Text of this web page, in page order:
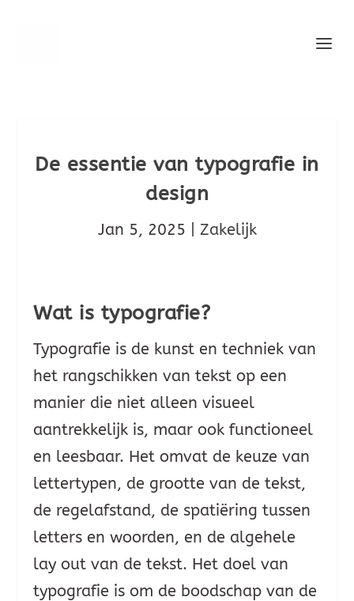
De essentie van typografie in
design
Jan 5, 2025 Zakelijk
Wat is typografie?
Typografie is de kunst en techniek van
het rangschikken van tekst op een
manier die niet alleen visueel
aantrekkelijk is, maar ook functioneel
en leesbaar. Het omvat de keuze van
lettertypen, de grootte van de tekst,
de regelafstand, de spatiëring tussen
letters en woorden, en de algehele
lay out van de tekst. Het doel van
typografie is om de boodschap van de